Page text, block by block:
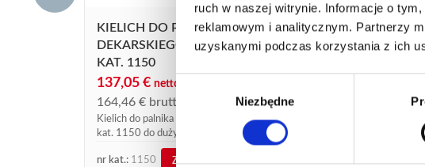
ruch w naszej witrynie. Informacje o
reklamowym i analitycznym. Partnerzy
uzyskanymi podczas korzystania z ich
Wybór
zgody
Niezbędne
KIELICH DO PALNIKA
DEKARSKIEGO RAPTOR NR
KAT. 1150
137,05 € netto
164,46 € brutto
Kielich do palnika dekarskiego Raptor nr
kat. 1150 do dużych powierzchni
nr kat.: 1150 ZOBACZ SZCZEGÓŁY